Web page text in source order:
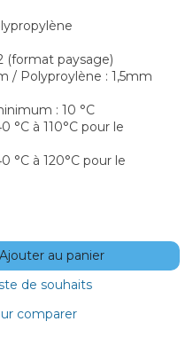
(format paysage)
/ Polyproylène : 1,5mm
: 10 °C
°C à 110°C pour le
°C à 120°C pour le
Ajouter au panier
comparer
de souhaits